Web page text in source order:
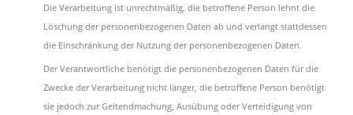
Die Verarbeitung ist unrechtmäßig, die betroffene Person lehnt die
Löschung der personenbezogenen Daten ab und verlangt stattdessen
die Einschränkung der Nutzung der personenbezogenen Daten.
Der Verantwortliche benötigt die personenbezogenen Daten für die
Zwecke der Verarbeitung nicht länger, die betroffene Person benötigt
sie jedoch zur Geltendmachung, Ausübung oder Verteidigung von